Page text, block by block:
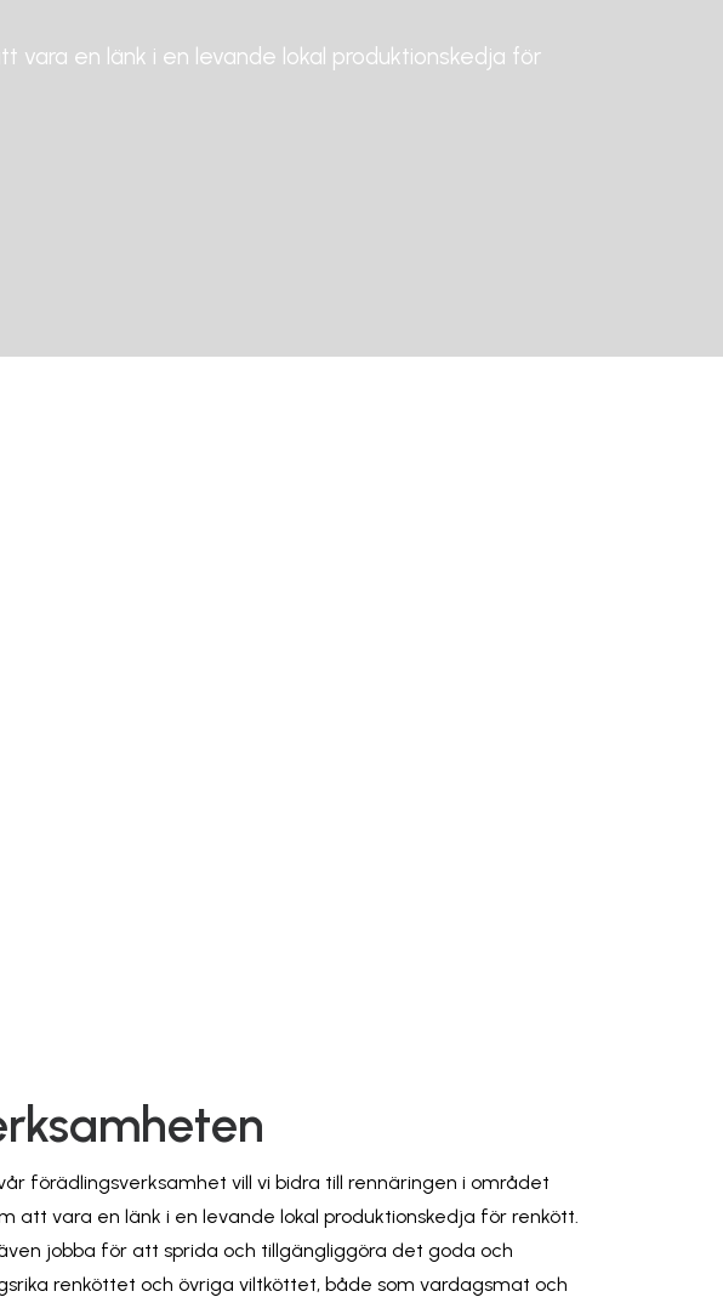
vara en länk i en levande lokal produktionskedja för
förädlingsverksamhet vill vi bidra till rennäringen i området
att vara en länk i en levande lokal produktionskedja för renkött.
jobba för att sprida och tillgängliggöra det goda och
renköttet och övriga viltköttet, både som vardagsmat och